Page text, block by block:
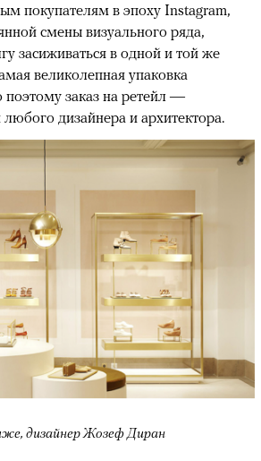
покупателям в эпоху Instagram,
смены визуального ряда,
засиживаться в одной и той же
великолепная упаковка
заказ на ретейл —
дизайнера и архитектора.
дизайнер Жозеф Диран